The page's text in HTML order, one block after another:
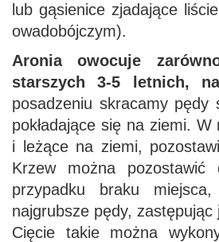
lub gąsienice zjadające
owadobójczym).
Aronia owocuje
starszych 3-5 letnich,
posadzeniu skracamy pędy
pokładające się na ziemi.
i leżące na ziemi,
Krzew można
przypadku braku
najgrubsze pędy,
Cięcie takie można